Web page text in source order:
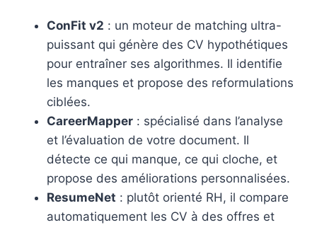
ConFit v2 : un moteur de matching ultra-
puissant qui génère des CV hypothétiques
pour entraîner ses algorithmes. Il identifie
les manques et propose des reformulations
ciblées.
CareerMapper : spécialisé dans l’analyse
et l’évaluation de votre document. Il
détecte ce qui manque, ce qui cloche, et
propose des améliorations personnalisées.
ResumeNet : plutôt orienté RH, il compare
automatiquement les CV à des offres et